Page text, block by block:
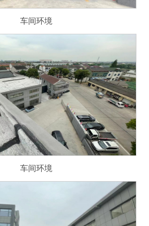
车间环境
车间环境